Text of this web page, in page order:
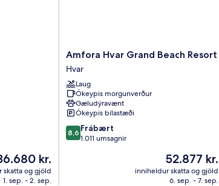
kr.
kr.
skatta og gjöld
1. sep. - 2. sep.
Amfora
Hvar
Grand
Beach
Resort
Hvar
Amfora Hvar Grand Beach Resort
Hvar
Laug
Ókeypis morgunverður
Gæludýravænt
Ókeypis bílastæði
8.6
af
8,6 Frábært
1.011 umsagnir
Verðið
52.877 kr.
52.877 kr.
inniheldur skatta og gjöld
6. sep. - 7. sep.